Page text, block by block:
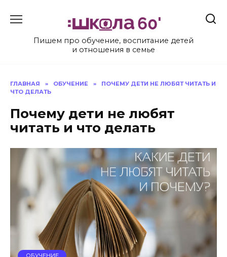
Пишем про обучение, воспитание детей
и отношения в семье
ГЛАВНАЯ » ОБУЧЕНИЕ »
ПОЧЕМУ ДЕТИ НЕ ЛЮБЯТ ЧИТАТЬ И
ЧТО ДЕЛАТЬ
Почему дети не любят
читать и что делать